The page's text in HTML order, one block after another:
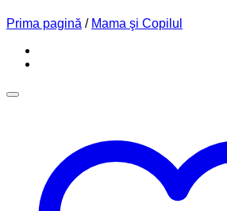
Prima pagină / Mama şi Copilul